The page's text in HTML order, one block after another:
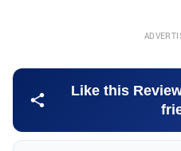
Like this